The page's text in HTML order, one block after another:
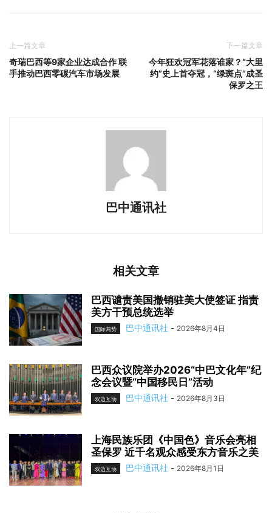
上一篇文章
奇瑞巴西等9家企业达成合作 联
手推动巴西零碳汽车市场发展
下一篇文章
今年狂欢冠军花落谁家？“大里
约”史上首夺冠，“绿斑点”成圣
保罗之王
巴中通讯社
相关文章
巴西谴责美国撤销驻美大使签证 指责
美方干预总统选举
国际局势 巴中通讯社 - 2026年8月4日
巴西众议院举办2026“中巴文化年”纪
念会议暨“中国移民日”活动
双边互动 巴中通讯社 - 2026年8月3日
上海民族乐团《中国色》音乐会亮相
圣保罗 近千名观众感受东方音乐之美
双边互动 巴中通讯社 - 2026年8月1日